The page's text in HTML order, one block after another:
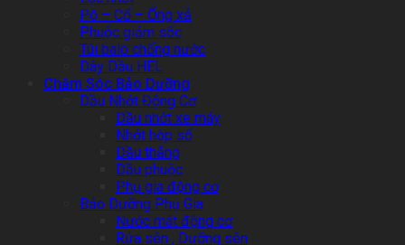
Pô – Cổ – Ống xả
Phuộc giảm sốc
Túi balo chống nước
Dây Dầu HEL
Chăm Sóc Bảo Dưỡng
Dầu Nhớt Động Cơ
Dầu nhớt xe máy
Nhớt hộp số
Dầu thắng
Dầu phuộc
Phụ gia động cơ
Bảo Dưỡng Phụ Gia
Nước mát động cơ
Rửa sên , Dưỡng sên